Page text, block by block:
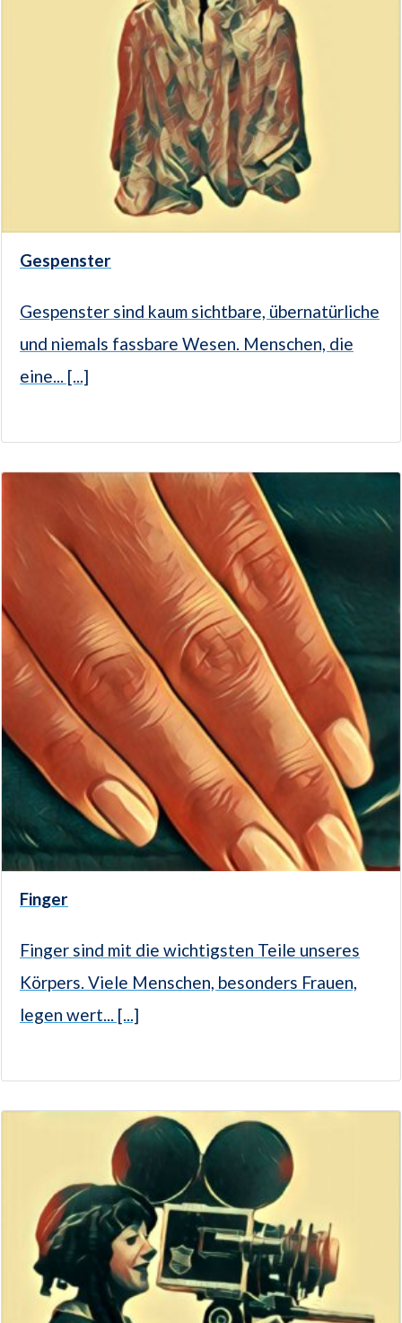
Gespenster
Gespenster sind kaum sichtbare, übernatürliche
und niemals fassbare Wesen. Menschen, die
eine... [...]
Finger
Finger sind mit die wichtigsten Teile unseres
Körpers. Viele Menschen, besonders Frauen,
legen wert... [...]